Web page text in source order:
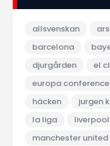
allsvenskan
barcelona
djurgården
el
europa
häcken
jurgen
la liga
liverpool
manchester united